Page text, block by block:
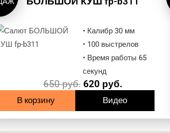
• Калибр 30 мм
• 100 выстрелов
• Время работы 65
секунд
650руб. 620 руб.
В корзину Видео